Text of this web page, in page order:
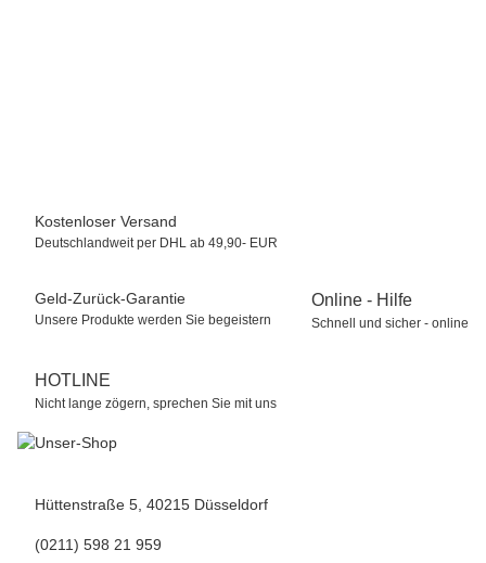
Kostenloser Versand
Deutschlandweit per DHL ab 49,90- EUR
Geld-Zurück-Garantie
Unsere Produkte werden Sie begeistern
Online - Hilfe
Schnell und sicher - online
HOTLINE
Nicht lange zögern, sprechen Sie mit uns
Hüttenstraße 5, 40215 Düsseldorf
(0211) 598 21 959